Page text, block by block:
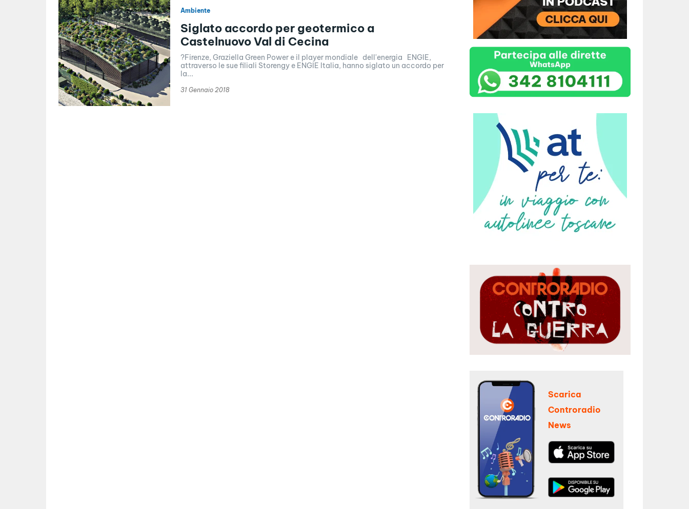
Ambiente
Siglato accordo per geotermico a
Castelnuovo Val di Cecina
?Firenze, Graziella Green Power e il player mondiale dell'energia ENGIE,
attraverso le sue filiali Storengy e ENGIE Italia, hanno siglato un accordo per
la...
31 Gennaio 2018
Scarica
Controradio
News